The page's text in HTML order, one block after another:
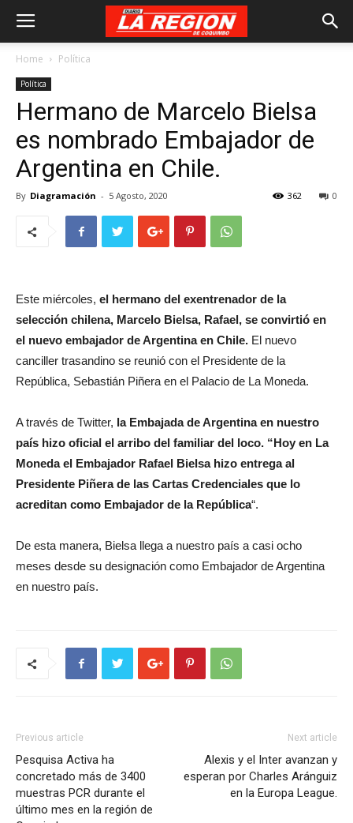
Home Política
Política
Hermano de Marcelo Bielsa
es nombrado Embajador de
Argentina en Chile.
By Diagramación - 5 Agosto, 2020 0
362
Este miércoles, el hermano del exentrenador de la
selección chilena, Marcelo Bielsa, Rafael, se convirtió en
el nuevo embajador de Argentina en Chile. El nuevo
canciller trasandino se reunió con el Presidente de la
República, Sebastián Piñera en el Palacio de La Moneda.
A través de Twitter, la Embajada de Argentina en nuestro
país hizo oficial el arribo del familiar del loco. “Hoy en La
Moneda el Embajador Rafael Bielsa hizo entrega al
Presidente Piñera de las Cartas Credenciales que lo
acreditan como Embajador de la República“.
De esta manera, Bielsa llega a nuestro país a casi ocho
meses desde su designación como Embajador de Argentina
en nuestro país.
Previous article
Pesquisa Activa ha
concretado más de 3400
muestras PCR durante el
último mes en la región de
Next article
Alexis y el Inter avanzan y
esperan por Charles Aránguiz
en la Europa League.